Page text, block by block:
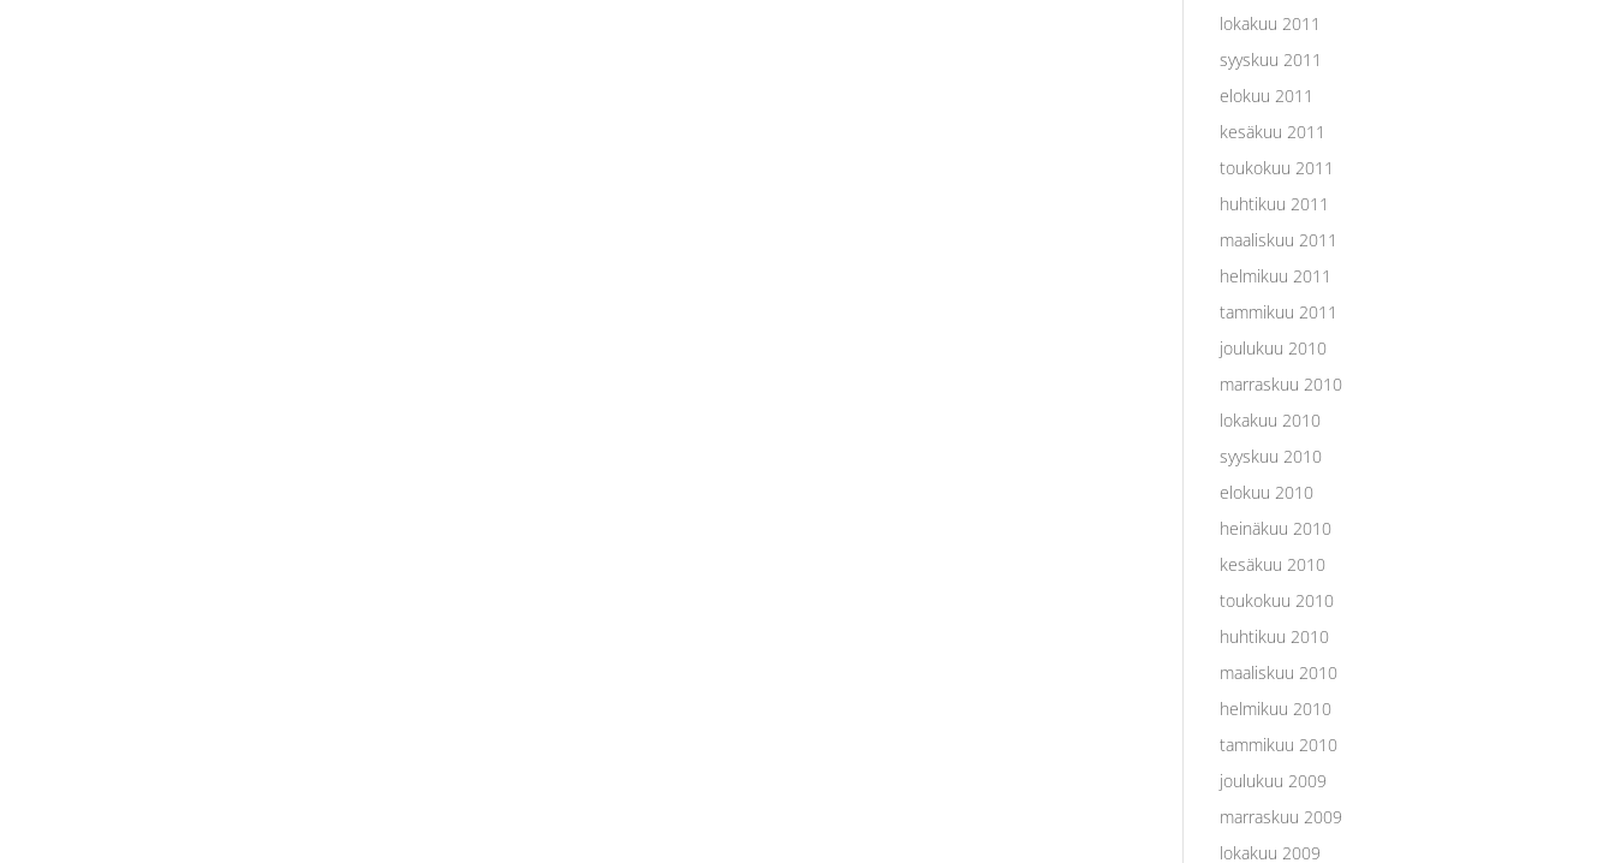
lokakuu 2011
syyskuu 2011
elokuu 2011
kesäkuu 2011
toukokuu 2011
huhtikuu 2011
maaliskuu 2011
helmikuu 2011
tammikuu 2011
joulukuu 2010
marraskuu 2010
lokakuu 2010
syyskuu 2010
elokuu 2010
heinäkuu 2010
kesäkuu 2010
toukokuu 2010
huhtikuu 2010
maaliskuu 2010
helmikuu 2010
tammikuu 2010
joulukuu 2009
marraskuu 2009
lokakuu 2009